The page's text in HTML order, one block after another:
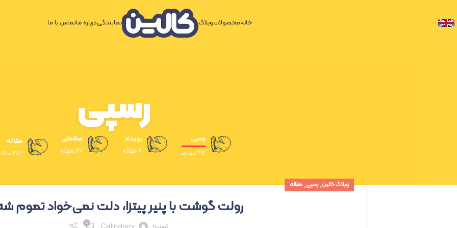
خانهمحصولاتوبلاگ نمایندگیدرباره ماتماس با ما
رسپی
رسپی
194 مقاله
رویداد
8 مقاله
سلامتی
67 مقاله
مقاله
282 مقاله
وبلاگ کالین,رسپی, مقاله
رولت گوشت با پنیر پیتزا، دلت نمی‌خواد تموم
۰